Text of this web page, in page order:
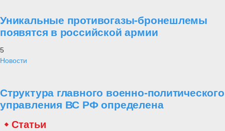
Уникальные противогазы-бронешлемы
появятся в российской армии
5
Новости
Структура главного военно-политического
управления ВС РФ определена
Статьи